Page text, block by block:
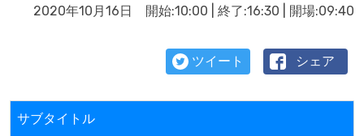
2020年10月16日 開始:10:00 | 終了:16:30 | 開場:09:40
ツイート シェア
サブタイトル